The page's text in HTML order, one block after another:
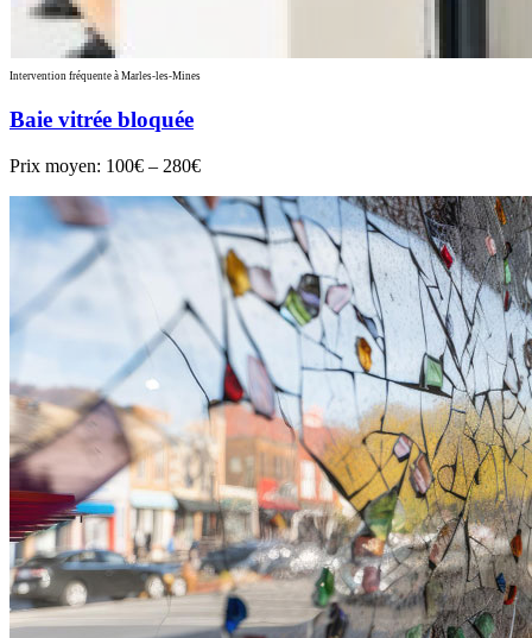
Intervention fréquente à Marles-les-Mines
Baie vitrée bloquée
Prix moyen: 100€ – 280€